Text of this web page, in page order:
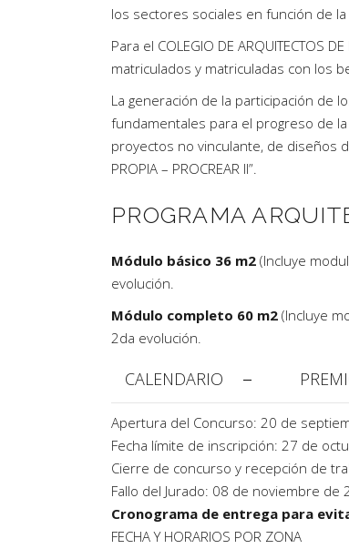
los sectores sociales en función de
Para el COLEGIO DE ARQUITECTOS
matriculados y matriculadas con los
La generación de la participación de
fundamentales para el progreso de
proyectos no vinculante, de diseños de
PROPIA – PROCREAR II”.
PROGRAMA
Módulo básico 36 m2 (Incluye
evolución.
Módulo completo 60 m2 (Incluye
2da evolución.
CALENDARIO
Apertura del Concurso: 20 de
Fecha límite de inscripción: 27 de
Cierre de concurso y recepción de
Fallo del Jurado: 08 de noviembre de
Cronograma de entrega para
FECHA Y HORARIOS POR ZONA